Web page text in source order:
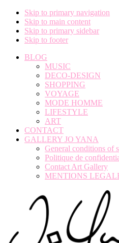
Skip to primary navigation
Skip to main content
Skip to primary sidebar
Skip to footer
BLOG
MUSIC
DECO-DESIGN
SHOPPING
VOYAGE
MODE HOMME
LIFESTYLE
ART
CONTACT
GALLERY JO YANA
General conditions of
Politique de
Contact Art Gallery
MENTIONS